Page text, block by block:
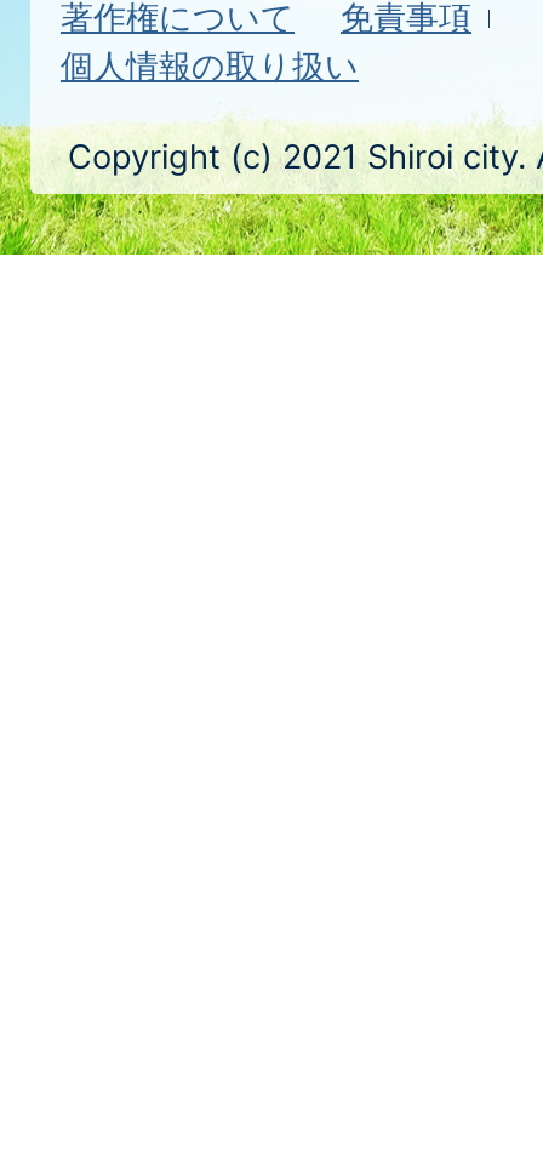
著作権について
免責事項
個人情報の取り扱い
Copyright (c) 2021 Shiroi city.